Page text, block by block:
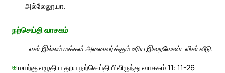
அல்லேலூயா.
நற்செய்தி வாசகம்
என் இல்லம் மக்கள் அனைவர்க்கும் உரிய இறைவேண்டலின் வீடு.
✠மாற்கு எழுதிய தூய நற்செய்தியிலிருந்து வாசகம் 11: 11-26